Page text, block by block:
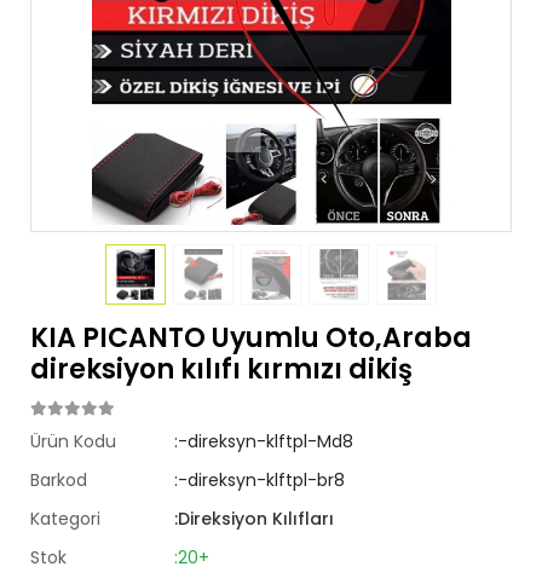
KIA PICANTO Uyumlu Oto,Araba
direksiyon kılıfı kırmızı dikiş
Ürün Kodu
:-direksyn-klftpl-Md8
Barkod
:-direksyn-klftpl-br8
Kategori
:Direksiyon Kılıfları
Stok
:20+